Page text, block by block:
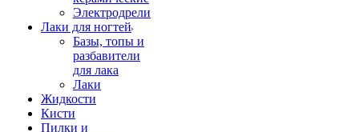
Электродрели
Лаки для ногтей
Базы, топы и
разбавители
для лака
Лаки
Жидкости
Кисти
Пилки и